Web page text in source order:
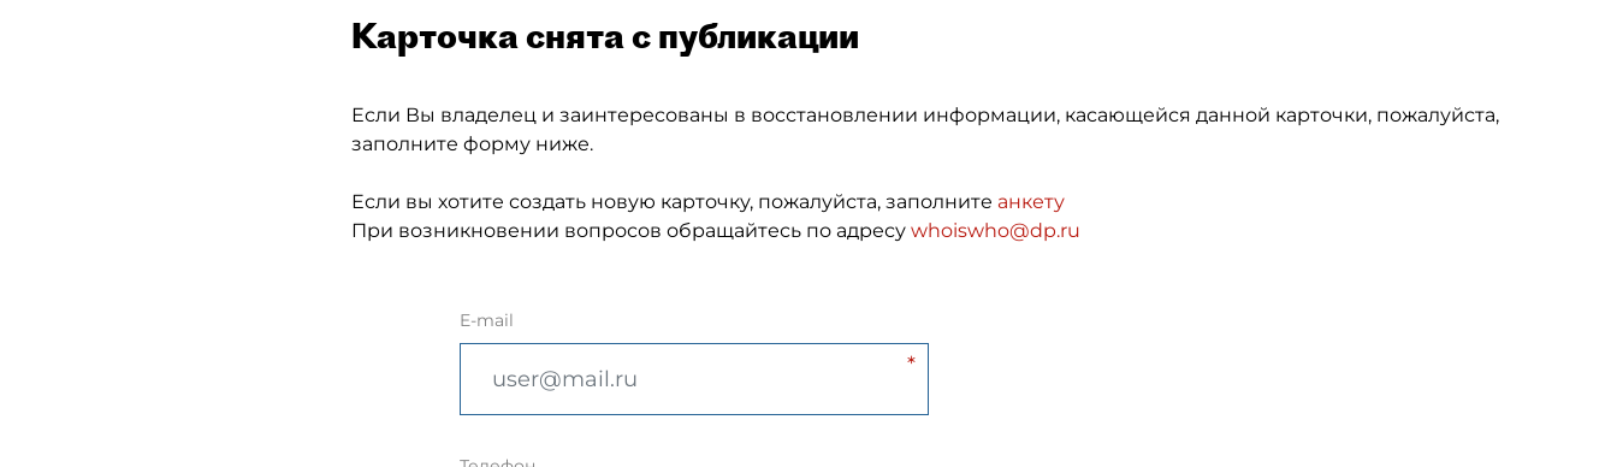
Карточка снята с публикации
Если Вы владелец и заинтересованы в восстановлении информации, касающейся данной карточки, пожалуйста,
заполните форму ниже.
Если вы хотите создать новую карточку, пожалуйста, заполните анкету
При возникновении вопросов обращайтесь по адресу whoiswho@dp.ru
E-mail